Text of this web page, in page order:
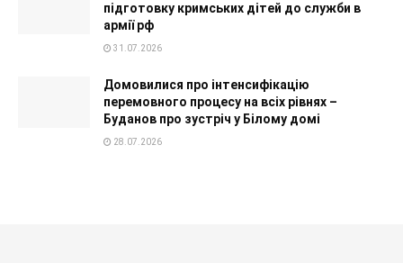
підготовку кримських дітей до служби в
армії рф
31.07.2026
Домовилися про інтенсифікацію
перемовного процесу на всіх рівнях –
Буданов про зустріч у Білому домі
28.07.2026